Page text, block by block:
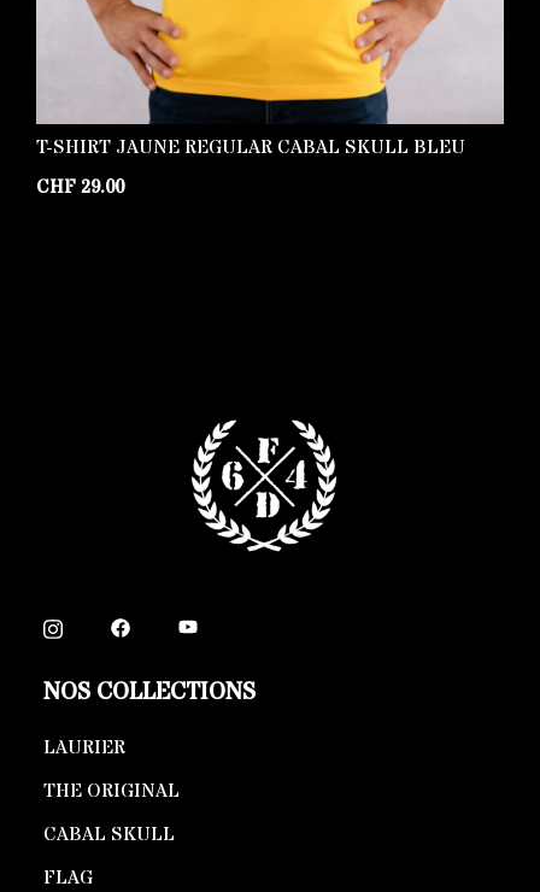
T-SHIRT JAUNE REGULAR CABAL SKULL BLEU
CHF29.00
NOS COLLECTIONS
LAURIER
THE ORIGINAL
CABAL SKULL
FLAG